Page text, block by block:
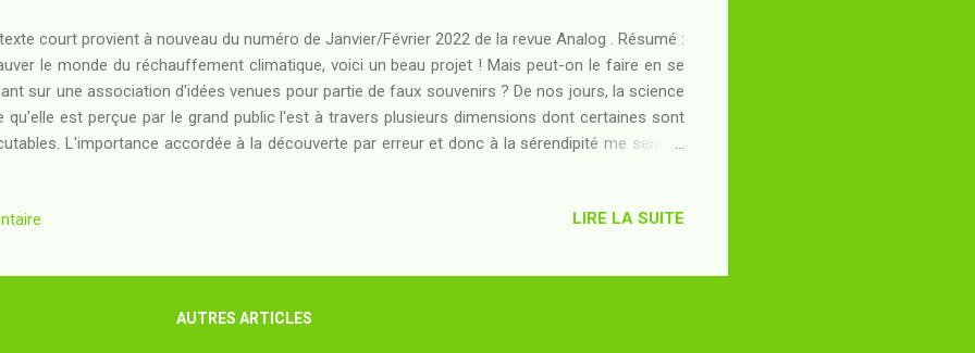
court provient à nouveau du numéro de Janvier/Février 2022 de la revue Analog . Résumé :
le monde du réchauffement climatique, voici un beau projet ! Mais peut-on le faire en se
sur une association d'idées venues pour partie de faux souvenirs ? De nos jours, la science
qu'elle est perçue par le grand public l'est à travers plusieurs dimensions dont certaines sont
L'importance accordée à la découverte par erreur et donc à la sérendipité me semble
et vérifié - soit donc générer un surplus de travail. Le statut de certains "trublions" de la
capables d'aligner les zéros sur un chèque, prenant le...
LIRE LA SUITE
AUTRES ARTICLES